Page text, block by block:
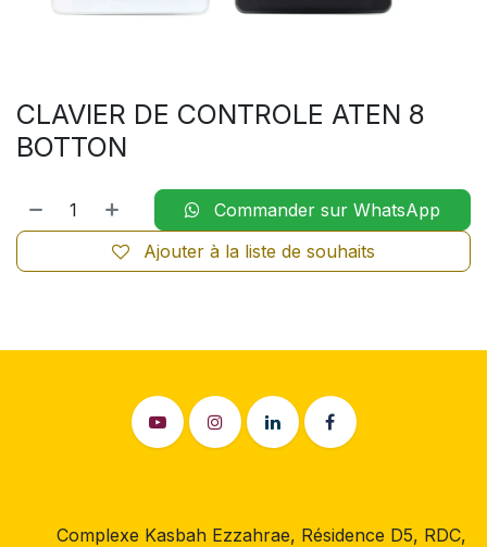
CLAVIER DE CONTROLE ATEN 8
BOTTON
Commander sur WhatsApp
Ajouter à la liste de souhaits
Complexe Kasbah Ezzahrae, Résidence D5, RDC,